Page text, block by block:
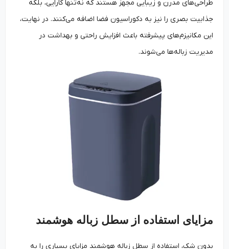
طراحی‌های مدرن و زیبایی مجهز هستند که نه‌تنها کارایی، بلکه
جذابیت بصری را نیز به دکوراسیون فضا اضافه می‌کنند. در نهایت،
این مکانیزم‌های پیشرفته باعث افزایش راحتی و بهداشت در
مدیریت زباله‌ها می‌شوند.
مزایای استفاده از سطل زباله هوشمند
بدون شک، استفاده از سطل زباله هوشمند مزایای بسیاری را به